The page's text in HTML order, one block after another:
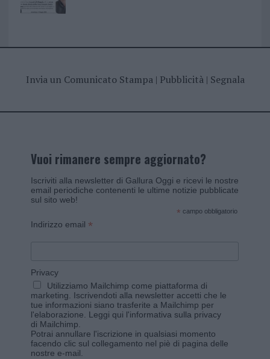
Invia un Comunicato Stampa| Pubblicità| Segnala
Vuoi rimanere sempre aggiornato?
Iscriviti alla newsletter di Gallura Oggi e ricevi le nostre
email periodiche contenenti le ultime notizie pubblicate
sul sito web!
* campo obbligatorio
Indirizzo email *
Privacy
Utilizziamo Mailchimp come piattaforma di
marketing. Iscrivendoti alla newsletter accetti che le
tue informazioni siano trasferite a Mailchimp per
l'elaborazione. Leggi qui l'informativa sulla privacy
di Mailchimp
Potrai annullare l'iscrizione in qualsiasi momento
facendo clic sul collegamento nel piè di pagina delle
nostre e-mail.